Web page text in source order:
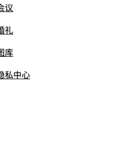
议
礼
库
私中心